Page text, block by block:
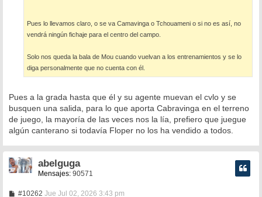
Pues lo llevamos claro, o se va Camavinga o Tchouameni o si no es así, no
vendrá ningún fichaje para el centro del campo.
Solo nos queda la bala de Mou cuando vuelvan a los entrenamientos y se lo
diga personalmente que no cuenta con él.
Pues a la grada hasta que él y su agente muevan el cvlo y se
busquen una salida, para lo que aporta Cabravinga en el terreno
de juego, la mayoría de las veces nos la lía, prefiero que juegue
algún canterano si todavía Floper no los ha vendido a todos.
abelguga
Mensajes: 90571
#10262MJue Jul 02, 2026 3:43 pm